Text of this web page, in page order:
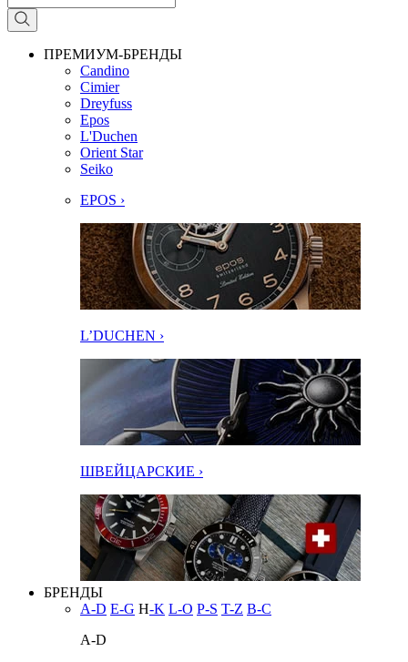
ПРЕМИУМ-БРЕНДЫ
Candino
Cimier
Dreyfuss
Epos
L'Duchen
Orient Star
Seiko
EPOS ›
L’DUCHEN ›
ШВЕЙЦАРСКИЕ ›
БРЕНДЫ
A-D E-G H-K L-O P-S T-Z В-С
A-D